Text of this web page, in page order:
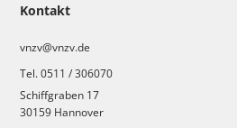
Kontakt
vnzv@vnzv.de
Tel. 0511 / 306070
Schiffgraben 17
30159 Hannover